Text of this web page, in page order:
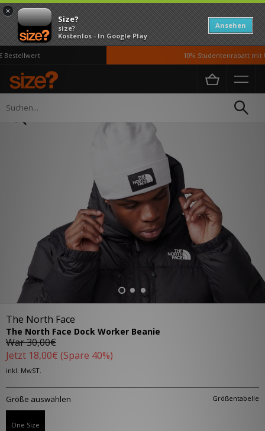
×
Size?
size?
Kostenlos - In Google Play
Ansehen
10% Studentenrabatt mit
Home Damen
The North Face
The North Face Dock Worker Beanie
War30,00€
Jetzt 18,00€ (Spare 40%)
inkl. MwST.
Größentabelle
Größe auswählen
One Size